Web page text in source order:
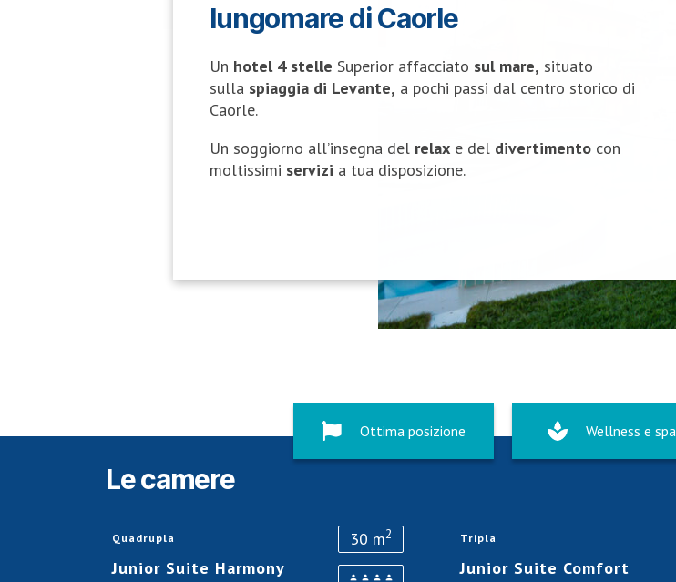
lungomare di Caorle
Un hotel 4 stelle Superior affacciato sul mare, situato
sulla spiaggia di Levante, a pochi passi dal centro storico di
Caorle.
Un soggiorno all’insegna del relaxe del divertimentocon
moltissimi servizi a tua disposizione.
Ottima posizione Wellness e spa
Le camere
Quadrupla
Junior Suite Harmony
30 m2
person person person person
Tripla
Junior Suite Comfort